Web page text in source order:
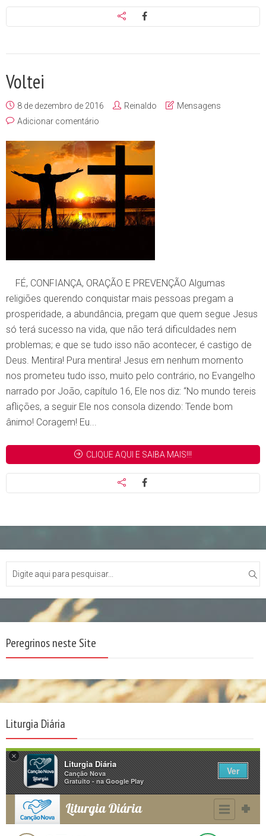
Voltei
8 de dezembro de 2016 Reinaldo
Mensagens
Adicionar comentário
FÉ, CONFIANÇA, ORAÇÃO E PREVENÇÃO Algumas
religiões querendo conquistar mais pessoas pregam a
prosperidade, a abundância, pregam que quem segue Jesus
só terá sucesso na vida, que não terá dificuldades nem
problemas; e que se tudo isso não acontecer, é castigo de
Deus. Mentira! Pura mentira! Jesus em nenhum momento
nos prometeu tudo isso, muito pelo contrário, no Evangelho
narrado por João, capítulo 16, Ele nos diz: “No mundo tereis
aflições, a seguir Ele nos consola dizendo: Tende bom
ânimo! Coragem! Eu...
CLIQUE AQUI E SAIBA MAIS!!!
Peregrinos neste Site
Liturgia Diária